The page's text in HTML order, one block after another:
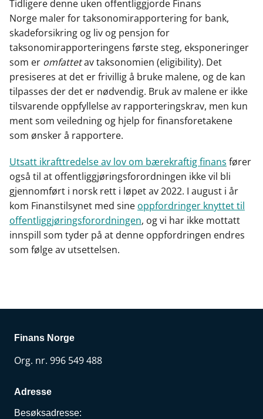
Tidligere denne uken offentliggjorde Finans
Norge maler for taksonomirapportering for bank,
skadeforsikring og liv og pensjon for
taksonomirapporteringens første steg, eksponeringer
som er omfattetav taksonomien (eligibility). Det
presiseres at det er frivillig å bruke malene, og de kan
tilpasses der det er nødvendig. Bruk av malene er ikke
tilsvarende oppfyllelse av rapporteringskrav, men kun
ment som veiledning og hjelp for finansforetakene
som ønsker å rapportere.
Utsatt ikrafttredelse av lov om bærekraftig finans fører
også til at offentliggjøringsforordningen ikke vil bli
gjennomført i norsk rett i løpet av 2022. I august i år
kom Finanstilsynet med sine oppfordringer knyttet til
offentliggjøringsforordningen, og vi har ikke mottatt
innspill som tyder på at denne oppfordringen endres
som følge av utsettelsen.
Finans Norge
Org. nr. 996 549 488
Adresse
Besøksadresse: